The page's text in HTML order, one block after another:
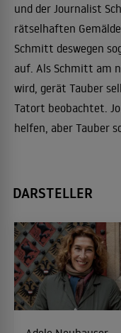
und der Journalist
rätselhaften
Schmitt deswegen
auf. Als Schmitt am
wird, gerät Tauber
Tatort beobachtet.
helfen, aber Tauber
DARSTELLER